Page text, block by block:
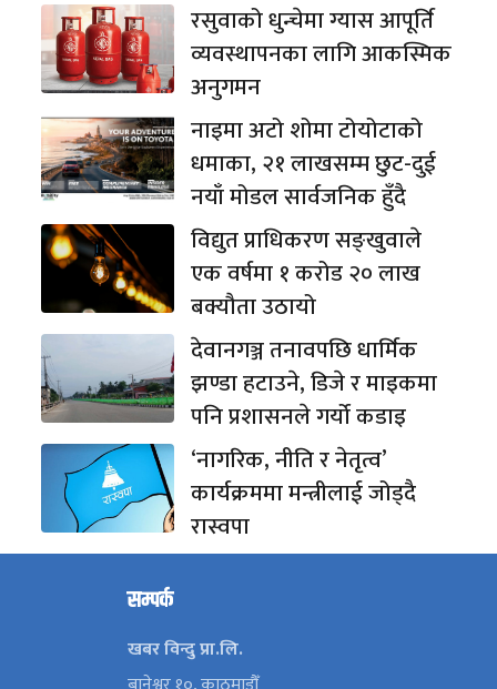
रसुवाको धुन्चेमा ग्यास आपूर्ति
व्यवस्थापनका लागि आकस्मिक
अनुगमन
नाइमा अटो शोमा टोयोटाको
धमाका, २१ लाखसम्म छुट-दुई
नयाँ मोडल सार्वजनिक हुँदै
विद्युत प्राधिकरण सङ्खुवाले
एक वर्षमा १ करोड २० लाख
बक्यौता उठायो
देवानगञ्ज तनावपछि धार्मिक
झण्डा हटाउने, डिजे र माइकमा
पनि प्रशासनले गर्यो कडाइ
‘नागरिक, नीति र नेतृत्व’
कार्यक्रममा मन्त्रीलाई जोड्दै
रास्वपा
सम्पर्क
खबर विन्दु प्रा.लि.